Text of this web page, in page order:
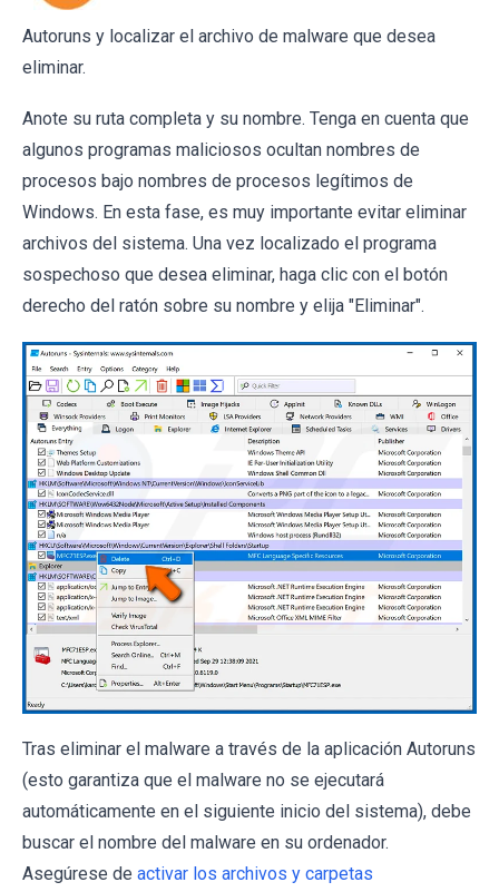
Autoruns y localizar el archivo de malware que desea
eliminar.
Anote su ruta completa y su nombre. Tenga en cuenta que
algunos programas maliciosos ocultan nombres de
procesos bajo nombres de procesos legítimos de
Windows. En esta fase, es muy importante evitar eliminar
archivos del sistema. Una vez localizado el programa
sospechoso que desea eliminar, haga clic con el botón
derecho del ratón sobre su nombre y elija "Eliminar".
Tras eliminar el malware a través de la aplicación Autoruns
(esto garantiza que el malware no se ejecutará
automáticamente en el siguiente inicio del sistema), debe
buscar el nombre del malware en su ordenador.
Asegúrese de activar los archivos y carpetas